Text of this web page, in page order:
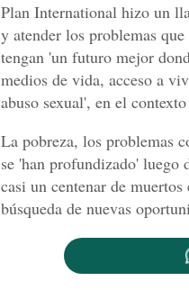
Plan International hizo un
y atender los problemas
tengan 'un futuro mejor
medios de vida, acceso a
abuso sexual', en el
La pobreza, los problemas
se 'han profundizado' luego
casi un centenar de
búsqueda de nuevas